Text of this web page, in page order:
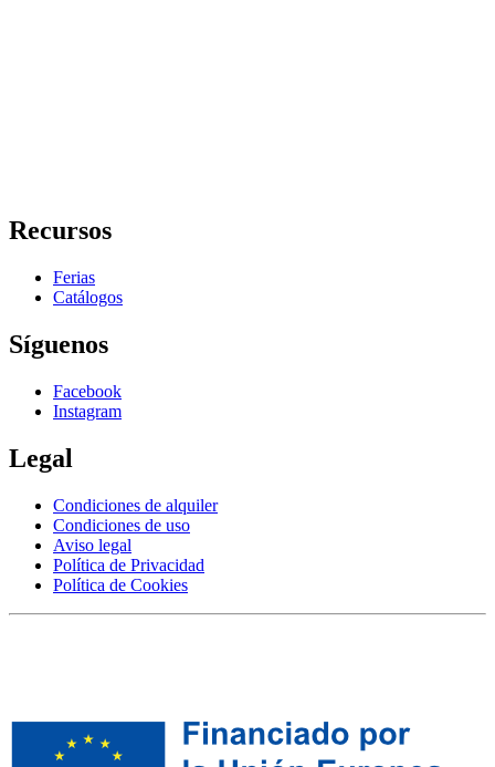
Recursos
Ferias
Catálogos
Síguenos
Facebook
Instagram
Legal
Condiciones de alquiler
Condiciones de uso
Aviso legal
Política de Privacidad
Política de Cookies